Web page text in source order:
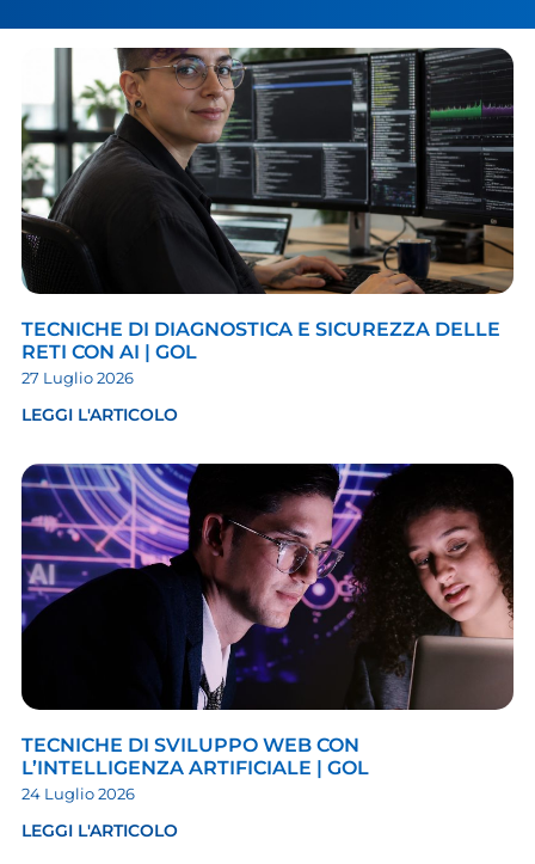
TECNICHE DI DIAGNOSTICA E SICUREZZA DELLE
RETI CON AI | GOL
27 Luglio 2026
LEGGI L'ARTICOLO
TECNICHE DI SVILUPPO WEB CON
L’INTELLIGENZA ARTIFICIALE | GOL
24 Luglio 2026
LEGGI L'ARTICOLO